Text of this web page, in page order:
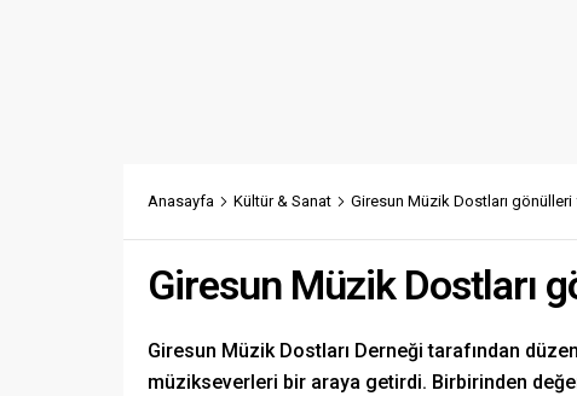
Anasayfa Kültür & Sanat Giresun Müzik Dostları
Giresun Müzik Dostları
Giresun Müzik Dostları Derneği tarafından
müzikseverleri bir araya getirdi. Birbirinden